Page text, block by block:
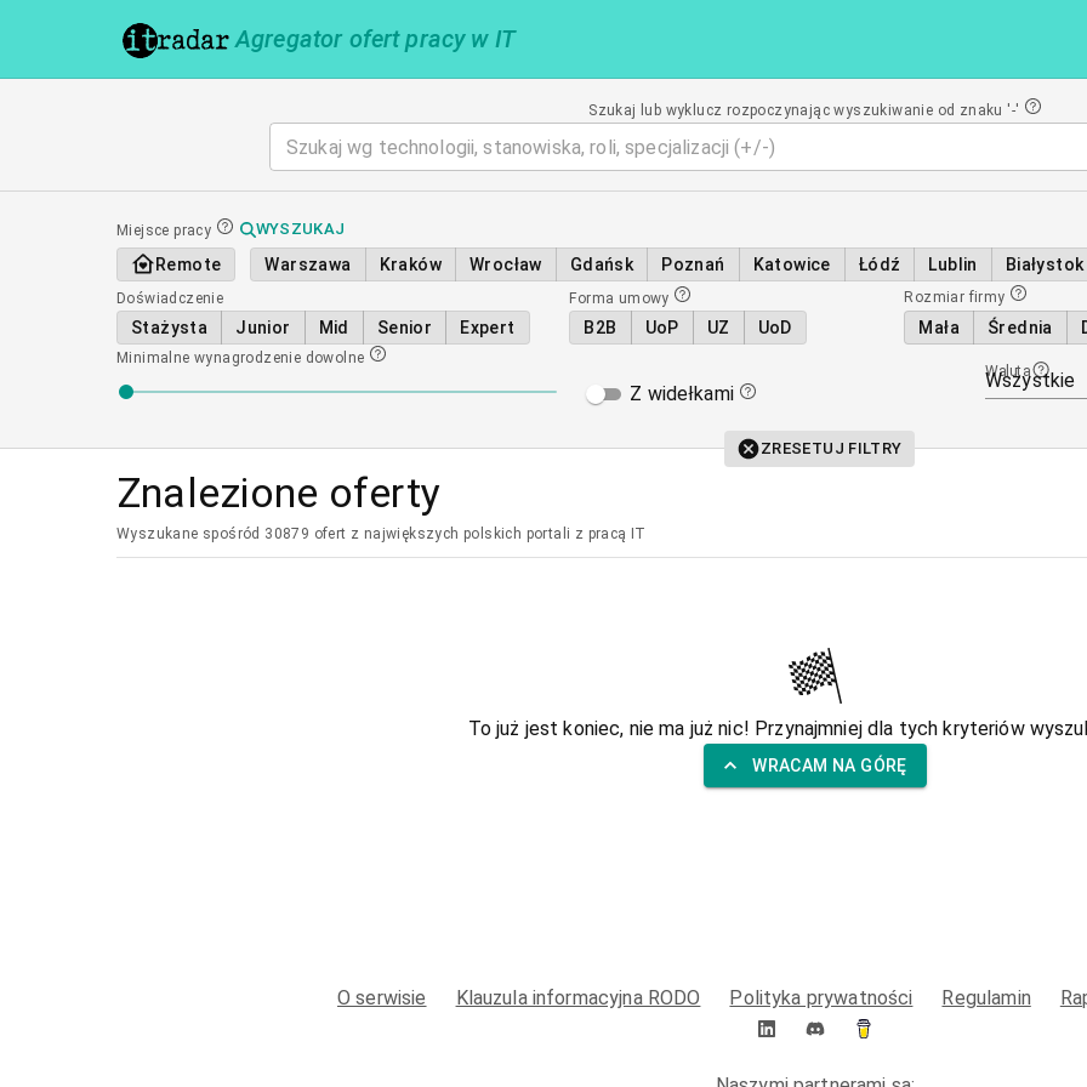
Agregator ofert pracy w IT
Szukaj lub wyklucz rozpoczynając wyszukiwanie od znaku '-'
Miejsce pracy WYSZUKAJ
Remote Warszawa Kraków Wrocław Gdańsk Poznań Katowice Łódź Lublin Białystok
Doświadczenie
Stażysta Junior Mid Senior Expert
Forma umowy
B2B UoP UZ UoD
Rozmiar firmy
Mała Średnia
Minimalne wynagrodzenie dowolne
Z widełkami
Waluta
Wszystkie
ZRESETUJ FILTRY
Znalezione oferty
Wyszukane spośród 30879 ofert z największych polskich portali z pracą IT
To już jest koniec, nie ma już nic! Przynajmniej dla tych kryteriów
WRACAM NA GÓRĘ
O serwisie Klauzula informacyjna RODO Polityka prywatności Regulamin